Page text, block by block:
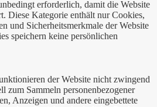
erforderlich, damit die Website
Diese Kategorie enthält nur Cookies,
und Sicherheitsmerkmale der Website
speichern keine persönlichen
der Website nicht zwingend
zum Sammeln personenbezogener
Anzeigen und andere eingebettete